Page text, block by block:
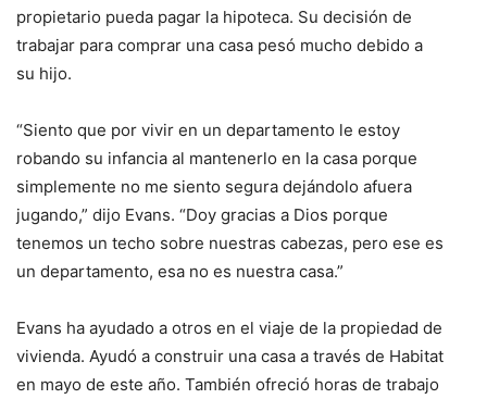
propietario pueda pagar la hipoteca. Su decisión de
trabajar para comprar una casa pesó mucho debido a
su hijo.
“Siento que por vivir en un departamento le estoy
robando su infancia al mantenerlo en la casa porque
simplemente no me siento segura dejándolo afuera
jugando,” dijo Evans. “Doy gracias a Dios porque
tenemos un techo sobre nuestras cabezas, pero ese es
un departamento, esa no es nuestra casa.”
Evans ha ayudado a otros en el viaje de la propiedad de
vivienda. Ayudó a construir una casa a través de Habitat
en mayo de este año. También ofreció horas de trabajo